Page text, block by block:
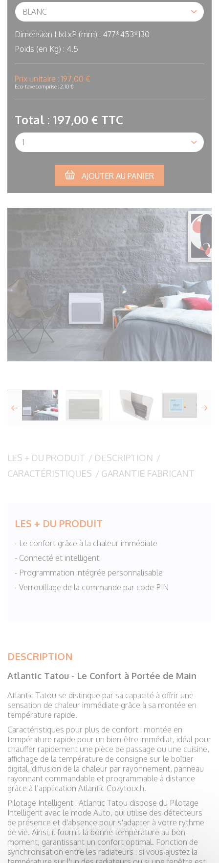
Dimension HxLxP (mm) : 477*453*130
Poids (en Kg) : 4.5
In
stock
Prix unitaire : 197,00 €
Eco-taxe comprise : 2,10 €
Total : 197,00 € TTC
Qté
AJOUTER AU PANIER
LES + DU PRODUIT / DESCRIPTION /
CARACTÉRISTIQUES / GARANTIE FABRICANT
LES + DU PRODUIT
- Le confort grâce à la chaleur immédiate
- Connecté et intelligent
- Programmation intégrée personnalisable
- Verrouillage de la commande par code PIN
DESCRIPTION
Atlantic Tatou - Le Confort à Portée de Main
Atlantic Tatou se distingue par sa capacité à offrir une
sensation de chaleur immédiate grâce à sa montée en
température rapide.
Caractéristiques pour plus de confort : montée en
température rapide pour un bien-être immédiat, idéal pour
chauffer rapidement une pièce de passage ou une cuisine,
affichage de la température de consigne sur le boîtier
digital, diffusion de la chaleur par rayonnement, panneau
rayonnant commandable et programmable à distance
grâce à l’application Atlantic Cozytouch.
Pilotage Intelligent : Atlantic Tatou dispose du Pilotage
Intelligent avec le mode Auto, qui utilise des détecteurs
de présence et d'absence pour s'adapter à votre rythme
de vie. Ainsi, il fournit la bonne température au bon
moment, garantissant un confort optimal. Fonction de
synchronisation entre les radiateurs : si vous ajustez la